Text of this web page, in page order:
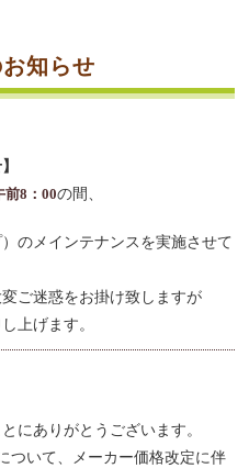
知らせ
前8：00の間、
のメインテナンスを実施させて
ご迷惑をお掛け致しますが
上げます。
にありがとうございます。
ついて、メーカー価格改定に伴